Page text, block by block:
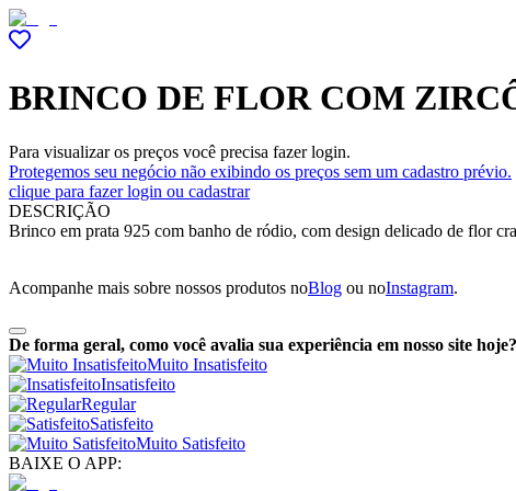
BRINCO DE FLOR COM
Para visualizar os preços você precisa fazer login.
Protegemos seu negócio não exibindo os preços sem um cadastro prévio.
clique para fazer login ou cadastrar
DESCRIÇÃO
Brinco em prata 925 com banho de ródio, com design delicado de flor
Acompanhe mais sobre nossos produtos noBlog ou noInstagram.
De forma geral, como você avalia sua experiência em nosso site hoje?
Muito Insatisfeito
Insatisfeito
Regular
Satisfeito
Muito Satisfeito
BAIXE O APP: